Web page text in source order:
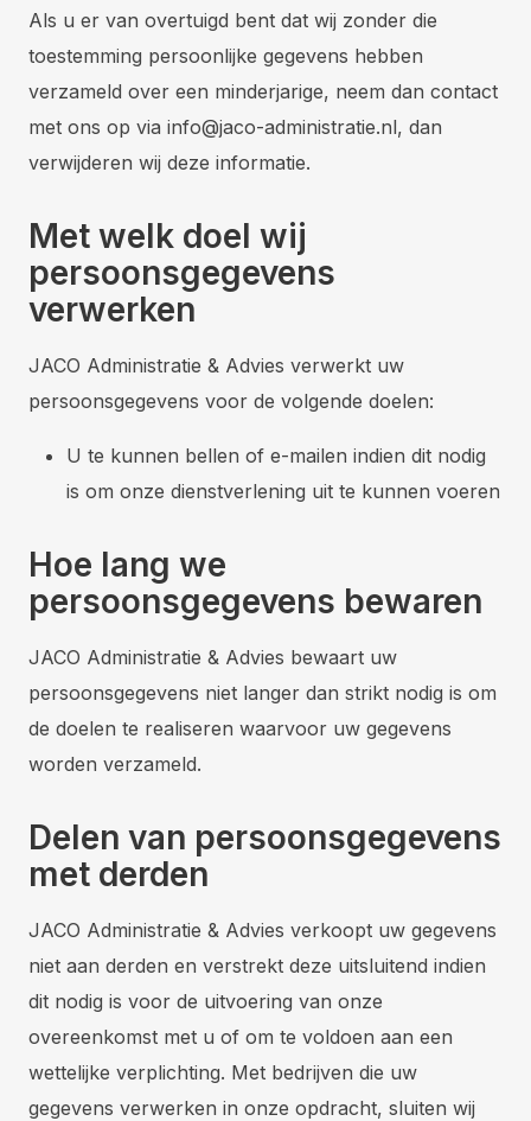
Als u er van overtuigd bent dat wij zonder die
toestemming persoonlijke gegevens hebben
verzameld over een minderjarige, neem dan contact
met ons op via info@jaco-administratie.nl, dan
verwijderen wij deze informatie.
Met welk doel wij
persoonsgegevens
verwerken
JACO Administratie & Advies verwerkt uw
persoonsgegevens voor de volgende doelen:
U te kunnen bellen of e-mailen indien dit nodig
is om onze dienstverlening uit te kunnen voeren
Hoe lang we
persoonsgegevens bewaren
JACO Administratie & Advies bewaart uw
persoonsgegevens niet langer dan strikt nodig is om
de doelen te realiseren waarvoor uw gegevens
worden verzameld.
Delen van persoonsgegevens
met derden
JACO Administratie & Advies verkoopt uw gegevens
niet aan derden en verstrekt deze uitsluitend indien
dit nodig is voor de uitvoering van onze
overeenkomst met u of om te voldoen aan een
wettelijke verplichting. Met bedrijven die uw
gegevens verwerken in onze opdracht, sluiten wij